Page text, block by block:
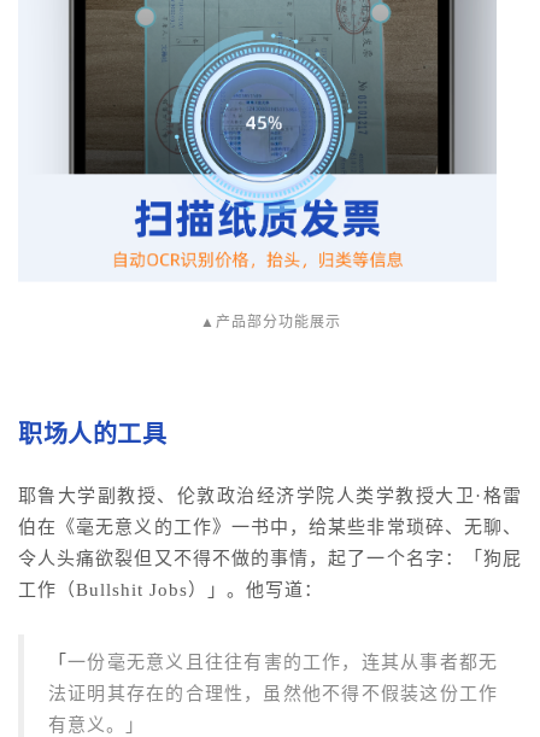
▲产品部分功能展示
职场人的工具
耶鲁大学副教授、伦敦政治经济学院人类学教授大卫·格雷
伯在《毫无意义的工作》一书中，给某些非常琐碎、无聊、
令人头痛欲裂但又不得不做的事情，起了一个名字：「狗屁
工作（Bullshit Jobs）
」 。他写道：
「一份毫无意义且往往有害的工作，连其从事者都无
法证明其存在的合理性，虽然他不得不假装这份工作
有意义。」